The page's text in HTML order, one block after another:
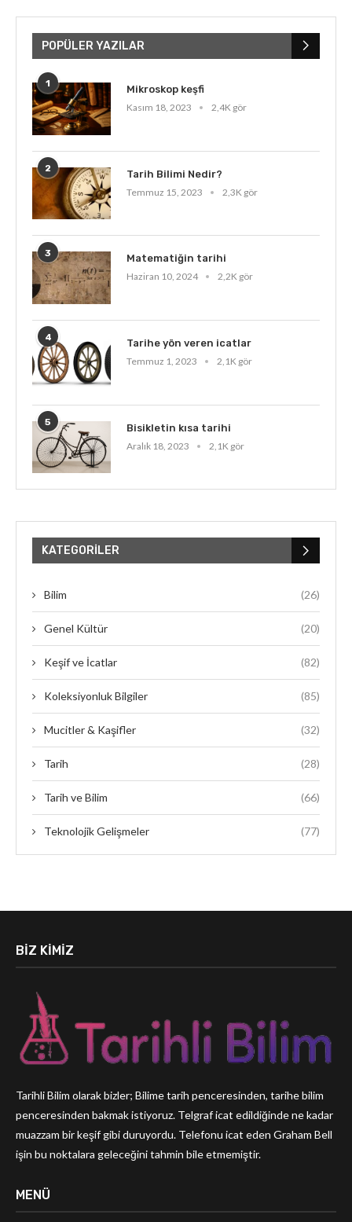
POPÜLER YAZILAR
1
Mikroskop keşfi
Kasım 18, 2023
2,4K gör
2
Tarih Bilimi Nedir?
Temmuz 15, 2023
2,3K gör
3
Matematiğin tarihi
Haziran 10, 2024
2,2K gör
4
Tarihe yön veren icatlar
Temmuz 1, 2023
2,1K gör
5
Bisikletin kısa tarihi
Aralık 18, 2023
2,1K gör
KATEGORILER
Bilim (26)
Genel Kültür (20)
Keşif ve İcatlar (82)
Koleksiyonluk Bilgiler (85)
Mucitler & Kaşifler (32)
Tarih (28)
Tarih ve Bilim (66)
Teknolojik Gelişmeler (77)
BIZ KIMIZ
Tarihli Bilim olarak bizler; Bilime tarih penceresinden, tarihe bilim
penceresinden bakmak istiyoruz. Telgraf icat edildiğinde ne kadar
muazzam bir keşif gibi duruyordu. Telefonu icat eden Graham Bell
işin bu noktalara geleceğini tahmin bile etmemiştir.
MENÜ